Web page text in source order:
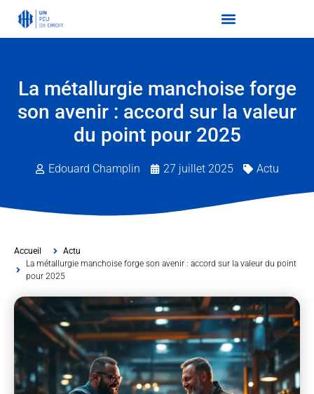
La métallurgie manchoise forge
son avenir : accord sur la valeur
du point pour 2025
Edouard Champlin 27 juillet 2025 Actu
Accueil
Actu
La métallurgie manchoise forge son avenir : accord sur la valeur du point
pour 2025